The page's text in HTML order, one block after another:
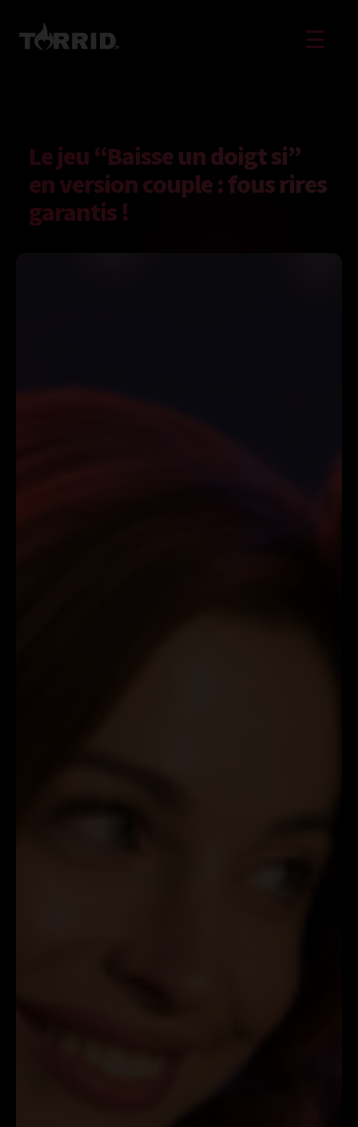
☰
Le jeu “Baisse un doigt si”
en version couple : fous rires
garantis !